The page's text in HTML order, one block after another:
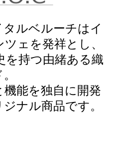
ルベルーチはイ
ェを発祥とし、
を持つ由緒ある織
能を独自に開発
ナル商品です。